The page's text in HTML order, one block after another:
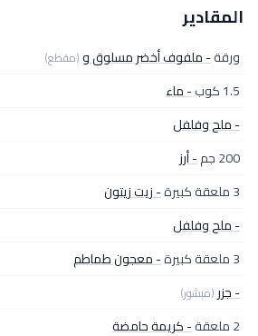
المقادير
ورقة- ملفوف أخضر مسلوق و(مقطع)
1.5 كوب
- ماء
- ملح وفلفل
200 جم
- أرز
3 ملعقة كبيرة
- زيت زيتون
- ملح وفلفل
3 ملعقة كبيرة
- معجون طماطم
- جزر (مبشور)
2 ملعقة
- كريمة حامضة